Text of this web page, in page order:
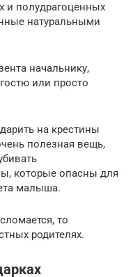
и полудрагоценных
натуральными
начальнику,
или просто
на крестины
полезная вещь,
которые опасны для
малыша.
то
родителях.